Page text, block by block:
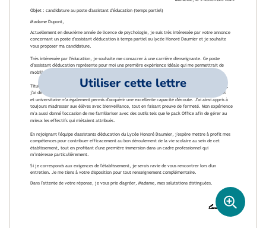
Utiliser cette lettre